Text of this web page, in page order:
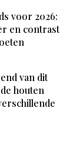
voor 2026:
en contrast
van dit
houten